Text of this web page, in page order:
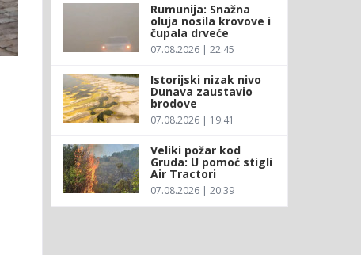
Rumunija: Snažna
oluja nosila krovove i
čupala drveće
07.08.2026 | 22:45
Istorijski nizak nivo
Dunava zaustavio
brodove
07.08.2026 | 19:41
Veliki požar kod
Gruda: U pomoć stigli
Air Tractori
07.08.2026 | 20:39